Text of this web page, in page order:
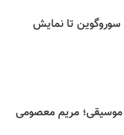
سوروگوین تا نمایش